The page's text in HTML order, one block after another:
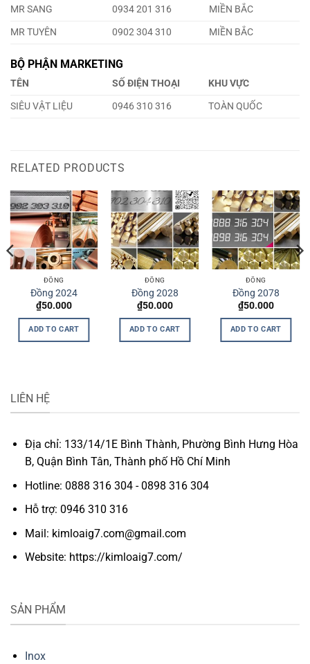
MR SANG
0934 201 316
MIỀN BẮC
MR TUYÊN
0902 304 310 MIỀN BẮC
BỘ PHẬN MARKETING
TÊN SỐ ĐIỆN THOẠI
KHU VỰC
SIÊU VẬT LIỆU
0946 310 316 TOÀN QUỐC
RELATED PRODUCTS
ĐỒNG
Đồng 2024
₫50.000
ADD TO CART
ĐỒNG
Đồng 2028
₫50.000
ADD TO CART
ĐỒNG
Đồng 2078
₫50.000
ADD TO CART
LIÊN HỆ
Địa chỉ: 133/14/1E Bình Thành, Phường Bình Hưng Hòa
B, Quận Bình Tân, Thành phố Hồ Chí Minh
Hotline: 0888 316 304 - 0898 316 304
Hỗ trợ: 0946 310 316
Mail: kimloaig7.com@gmail.com
Website: https://kimloaig7.com/
SẢN PHẨM
Inox